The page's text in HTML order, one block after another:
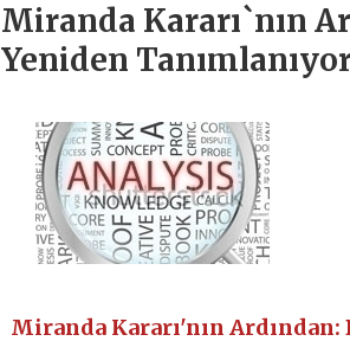
Miranda Kararı`nın
Yeniden
Miranda Kararı'nın Ardından: